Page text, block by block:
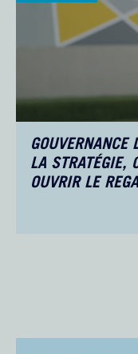
GOUVERNANCE
LA STRATÉGIE,
OUVRIR LE